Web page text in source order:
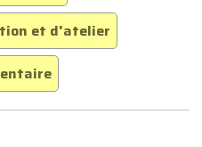
et d'atelier